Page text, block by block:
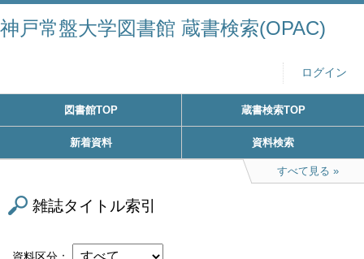
神戸常盤大学図書館 蔵書検索(OPAC)
ログイン
図書館TOP 蔵書検索TOP
新着資料 資料検索
すべて見る
雑誌タイトル索引
資料区分